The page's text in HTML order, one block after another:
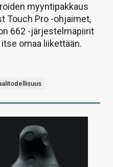
myyntipakkaus
Touch Pro -ohjaimet,
662 -järjestelmäpiirit
omaa liikettään.